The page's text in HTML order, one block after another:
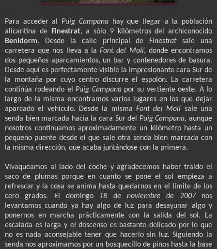
Para acceder al Puig Campanahay que llegar a la población
alicantina de
Finestrat, a sólo 9 kilómetros del archiconocido
Benidorm. Desde la calle principal deFinestratsale una
carretera que nos lleva a laFont del Molí, donde encontramos
dos pequeños aparcamientos, un bar y contenedores de basura.
Desde aquí es perfectamente visible la impresionante cara Sur de
la montaña por cuyo centro discurre el espolón. La carretera
continúa rodeando el Puig Campana por su vertiente oeste. A lo
largo de la misma encontramos varios lugares en los que dejar
aparcado el vehículo. Desde la misma Font del Molísale una
senda bien marcada hacia la cara Sur del Puig Campana, aunque
nosotros continuamos aproximadamente un kilómetro hasta un
pequeño puente desde el que sale otra senda bien marcada con
la misma dirección, que acaba juntándose con la primera.
Vivaqueamos al lado del coche y agradecemos haber traído el
saco de plumas porque en cuanto se pone el sol empieza a
refrescar y la cosa se anima hasta quedarnos en el límite de los
cero grados. El domingo 18 de noviembre de 2007 nos
levantamos cuando ya hay algo de luz para desayunar algo y
ponernos en marcha prácticamente con la salida del sol. La
escalada es larga y el descenso es bastante delicado por lo que
no es nada aconsejable tener que hacerlo sin luz. Siguiendo la
senda nos aproximamos por un bosquecillo de pinos hasta la base